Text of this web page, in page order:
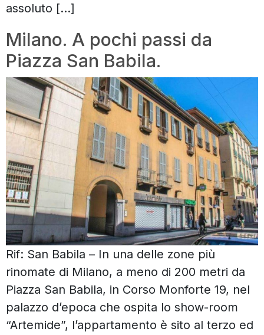
assoluto […]
Milano. A pochi passi da
Piazza San Babila.
Rif: San Babila – In una delle zone più
rinomate di Milano, a meno di 200 metri da
Piazza San Babila, in Corso Monforte 19, nel
palazzo d’epoca che ospita lo show-room
“Artemide”, l’appartamento è sito al terzo ed